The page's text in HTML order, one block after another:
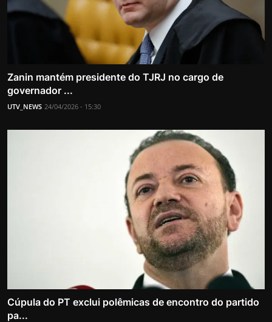
Zanin mantém presidente do TJRJ no cargo de
governador ...
UTV_NEWS 24/04/2026 - 15:30
Cúpula do PT exclui polêmicas de encontro do partido
pa...